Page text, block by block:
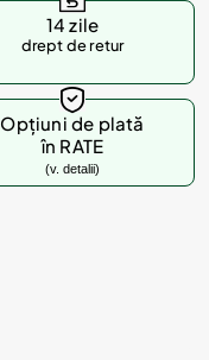
14 zile
drept de retur
Opțiuni de plată
în RATE
(v. detalii)